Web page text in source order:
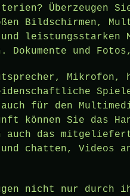
Überzeugen
Bildschirmen,
und
und
Mikrofon,
für den
können Sie das
auch das
chatten, Videos
nicht nur durch